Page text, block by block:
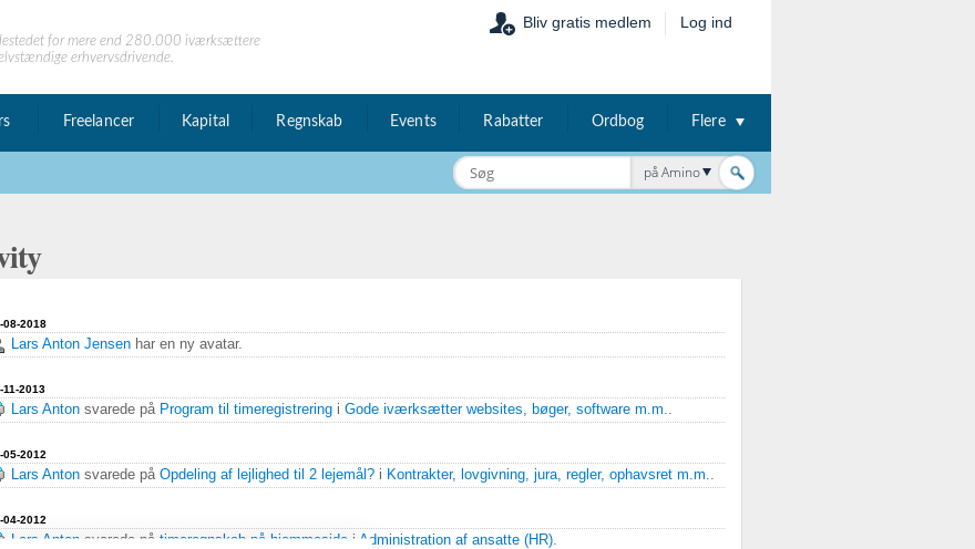
for mere end 280.000 iværksættere
erhvervsdrivende.
Bliv gratis medlem Log ind
Freelancer Kapital Regnskab Events Rabatter Ordbog Flere
på Amino
08-2018
Lars Anton Jensen har en ny avatar.
11-2013
Lars Anton svarede på Program til timeregistrering i Gode iværksætter websites, bøger, software m.m..
05-2012
Lars Anton svarede på Opdeling af lejlighed til 2 lejemål? i Kontrakter, lovgivning, jura, regler, ophavsret m.m..
04-2012
Lars Anton svarede på timeregnskab på hjemmeside i Administration af ansatte (HR).